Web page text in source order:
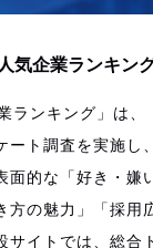
気企業ランキン
ランキング」は
ト調査を実施し
面的な「好き・
の魅力」「採用
イトでは、総合